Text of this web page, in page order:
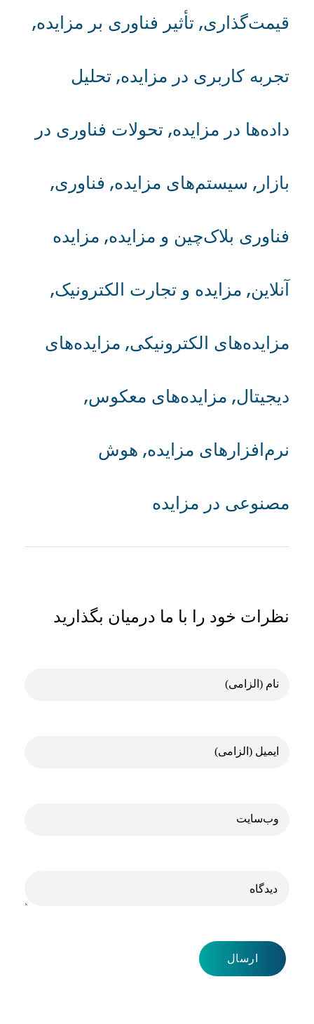
قیمت‌گذاری, تأثیر فناوری بر مزایده,
تجربه کاربری در مزایده, تحلیل
داده‌ها در مزایده, تحولات فناوری در
بازار , سیستم‌های مزایده, فناوری,
فناوری بلاک‌چین و مزایده, مزایده
آنلاین, مزایده و تجارت الکترونیک,
مزایده‌های الکترونیکی, مزایده‌های
دیجیتال, مزایده‌های معکوس,
نرم‌افزارهای مزایده, هوش
مصنوعی در مزایده
نظرات خود را با ما درمیان بگذارید